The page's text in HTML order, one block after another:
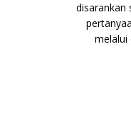
disarankan
melalui